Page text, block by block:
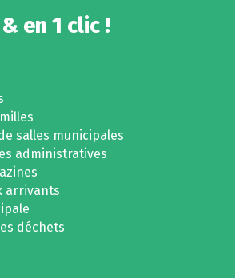
en 1 clic !
salles municipales
administratives
arrivants
déchets